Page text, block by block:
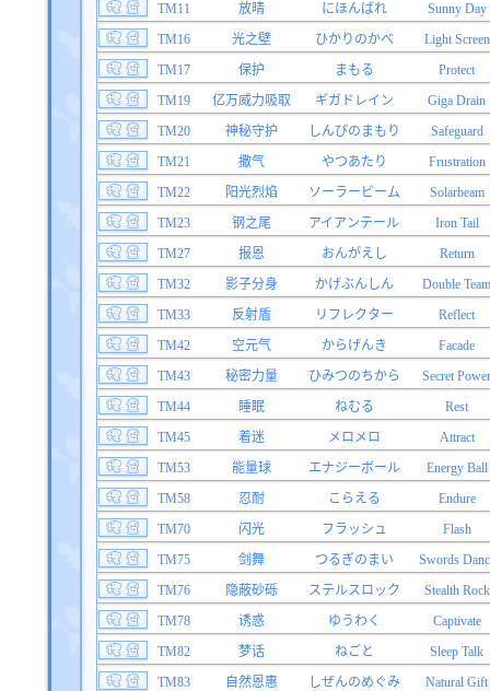
TM11
放晴 にほんばれ
Sunny Day
TM16
光之壁 ひかりのかべ
Light Screen
TM17
保护 まもる
Protect
TM19
亿万威力吸取 ギガドレイン
Giga Drain
TM20
神秘守护 しんぴのまもり
Safeguard
TM21
撒气 やつあたり
Frustration
TM22
阳光烈焰 ソーラービーム
Solarbeam
TM23
钢之尾 アイアンテール
Iron Tail
TM27
报恩 おんがえし
Return
TM32
影子分身 かげぶんしん
Double Team
TM33
反射盾 リフレクター
Reflect
TM42
空元气 からげんき
Facade
TM43
秘密力量 ひみつのちから
Secret Power
TM44
睡眠 ねむる
Rest
TM45
着迷 メロメロ
Attract
TM53
能量球 エナジーボール
Energy Ball
TM58
忍耐 こらえる
Endure
TM70
闪光 フラッシュ
Flash
TM75
剑舞 つるぎのまい
Swords
TM76
隐蔽砂砾 ステルスロック
Stealth Rock
TM78
诱惑 ゆうわく
Captivate
TM82
梦话 ねごと
Sleep Talk
TM83
自然恩惠 しぜんのめぐみ
Natural Gift